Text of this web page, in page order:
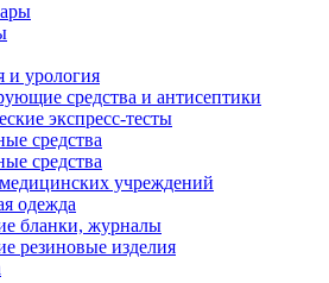
и урология
средства и антисептики
экспресс-тесты
средства
средства
учреждений
одежда
бланки, журналы
резиновые изделия